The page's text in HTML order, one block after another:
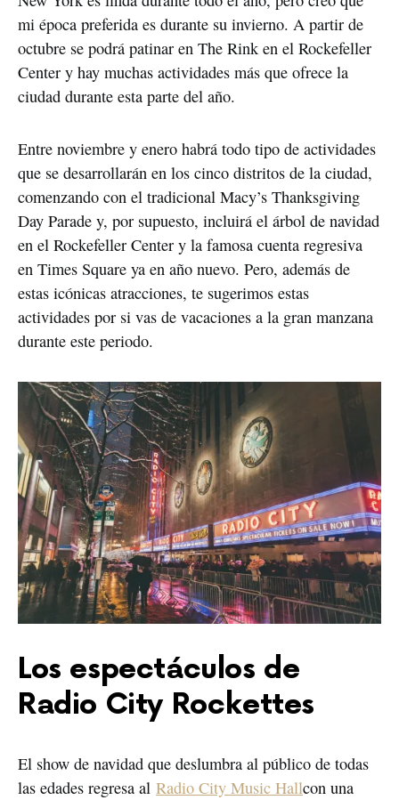
mi época preferida es durante su invierno. A partir de
octubre se podrá patinar en The Rink en el Rockefeller
Center y hay muchas actividades más que ofrece la
ciudad durante esta parte del año.
Entre noviembre y enero habrá todo tipo de actividades
que se desarrollarán en los cinco distritos de la ciudad,
comenzando con el tradicional Macy’s Thanksgiving
Day Parade y, por supuesto, incluirá el árbol de navidad
en el Rockefeller Center y la famosa cuenta regresiva
en Times Square ya en año nuevo. Pero, además de
estas icónicas atracciones, te sugerimos estas
actividades por si vas de vacaciones a la gran manzana
durante este periodo.
Los espectáculos de
Radio City Rockettes
El show de navidad que deslumbra al público de todas
las edades regresa al Radio City Music Hallcon una